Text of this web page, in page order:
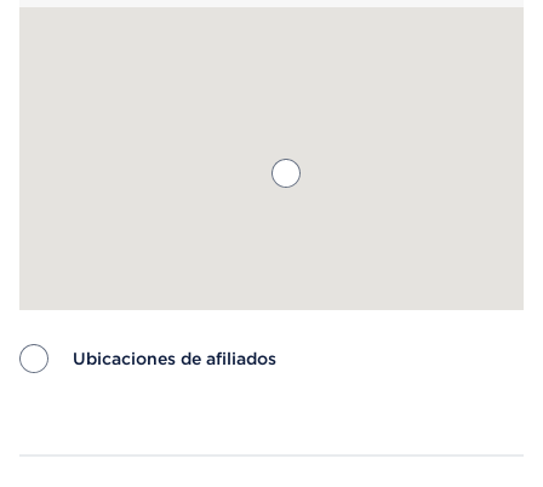
Ubicaciones de afiliados